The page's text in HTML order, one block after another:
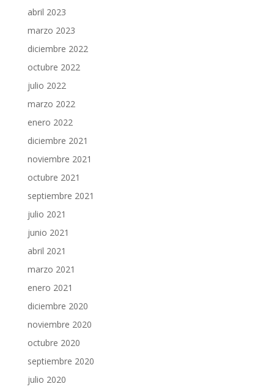
abril 2023
marzo 2023
diciembre 2022
octubre 2022
julio 2022
marzo 2022
enero 2022
diciembre 2021
noviembre 2021
octubre 2021
septiembre 2021
julio 2021
junio 2021
abril 2021
marzo 2021
enero 2021
diciembre 2020
noviembre 2020
octubre 2020
septiembre 2020
julio 2020